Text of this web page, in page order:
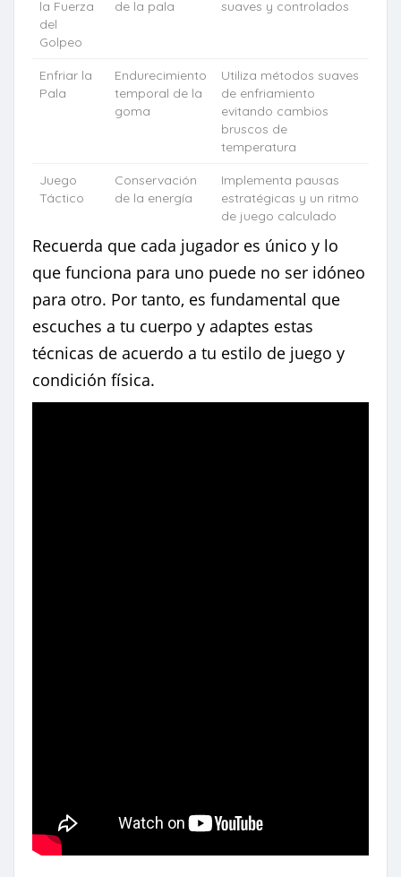
la Fuerza
del
Golpeo
de la pala suaves y controlados
Enfriar la
Pala
Endurecimiento
temporal de la
goma
Utiliza métodos suaves
de enfriamiento
evitando cambios
bruscos de
temperatura
Juego
Táctico
Conservación
de la energía
Implementa pausas
estratégicas y un ritmo
de juego calculado
Recuerda que cada jugador es único y lo
que funciona para uno puede no ser idóneo
para otro. Por tanto, es fundamental que
escuches a tu cuerpo y adaptes estas
técnicas de acuerdo a tu estilo de juego y
condición física.